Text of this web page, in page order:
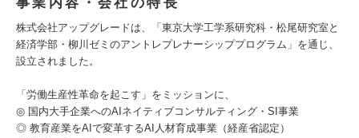
株式会社アップグレードは、「東京大学工学系研究科・松尾研究室と
経済学部・柳川ゼミのアントレプレナーシッププログラム」を通じ、
設立されました。
「労働生産性革命を起こす」をミッションに、
◎ 国内大手企業へのAIネイティブコンサルティング・SI事業
◎ 教育産業をAIで変革するAI人材育成事業（経産省認定）